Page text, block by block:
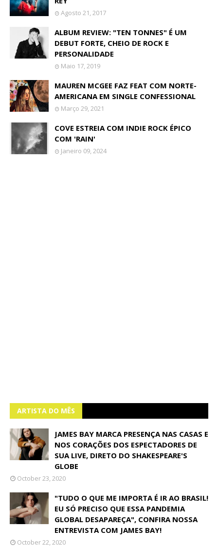
Agosto 21, 2017
ALBUM REVIEW: "TEN TONNES" É UM
DEBUT FORTE, CHEIO DE ROCK E
PERSONALIDADE
Maio 17, 2019
MAUREN MCGEE FAZ FEAT COM NORTE-
AMERICANA EM SINGLE CONFESSIONAL
Março 29, 2021
COVE ESTREIA COM INDIE ROCK ÉPICO
COM 'RAIN'
Janeiro 09, 2024
ARTISTA DO MÊS
JAMES BAY MARCA PRESENÇA NAS CASAS E
NOS CORAÇÕES DOS ESPECTADORES DE
SUA LIVE, DIRETO DO SHAKESPEARE'S
GLOBE
October 23, 2020
"TUDO O QUE ME IMPORTA É IR AO BRASIL!
EU SÓ PRECISO QUE ESSA PANDEMIA
GLOBAL DESAPAREÇA", CONFIRA NOSSA
ENTREVISTA COM JAMES BAY!
October 22, 2020